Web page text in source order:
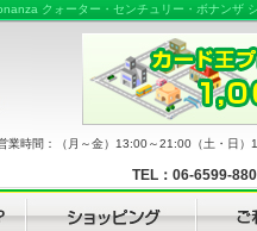
クォーター・センチュリー・ボナンザ
業時間：（月～金）13:00～21:00（土・日
TEL：06-6599-